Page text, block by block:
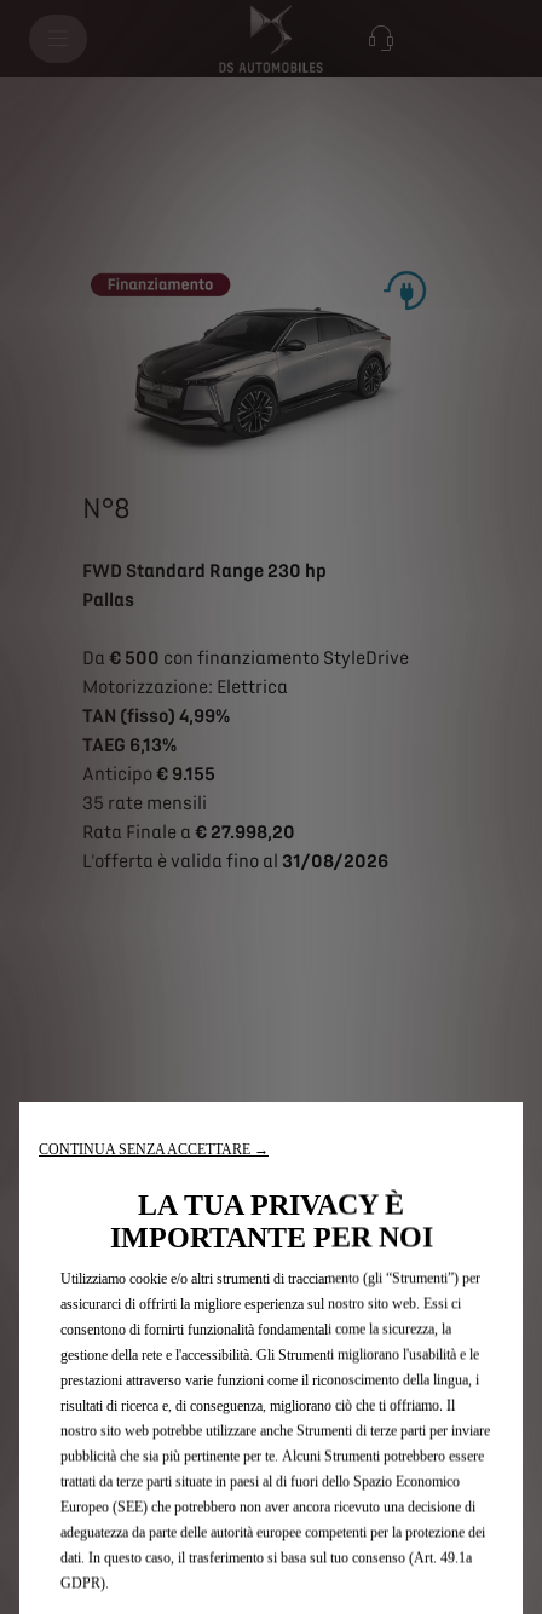
N°8
N°8
FWD Standard Range 230 hp
Pallas
Da € 500 con finanziamento StyleDrive
Motorizzazione: Elettrica
TAN (fisso) 4,99%
TAEG 6,13%
Anticipo€ 9.155
35 rate mensili
Rata Finale a € 27.998,20
L'offerta è valida fino al 31/08/2026
Nota legale e consumi
Modelli DS
Auto 100 % Elettriche
DS hybrid e plug-in hybrid
Auto Ibride Plug-in
Berline
Offerte private
Offerte business
CONTINUA SENZA ACCETTARE →
LA TUA PRIVACY È
IMPORTANTE PER NOI
Utilizziamo cookie e/o altri strumenti di tracciamento (gli “Strumenti”) per
assicurarci di offrirti la migliore esperienza sul nostro sito web. Essi ci
consentono di fornirti funzionalità fondamentali come la sicurezza, la
gestione della rete e l'accessibilità. Gli Strumenti migliorano l'usabilità e le
prestazioni attraverso varie funzioni come il riconoscimento della lingua, i
risultati di ricerca e, di conseguenza, migliorano ciò che ti offriamo. Il
nostro sito web potrebbe utilizzare anche Strumenti di terze parti per inviare
pubblicità che sia più pertinente per te. Alcuni Strumenti potrebbero essere
trattati da terze parti situate in paesi al di fuori dello Spazio Economico
Europeo (SEE) che potrebbero non aver ancora ricevuto una decisione di
adeguatezza da parte delle autorità europee competenti per la protezione dei
dati. In questo caso, il trasferimento si basa sul tuo consenso (Art. 49.1a
GDPR).